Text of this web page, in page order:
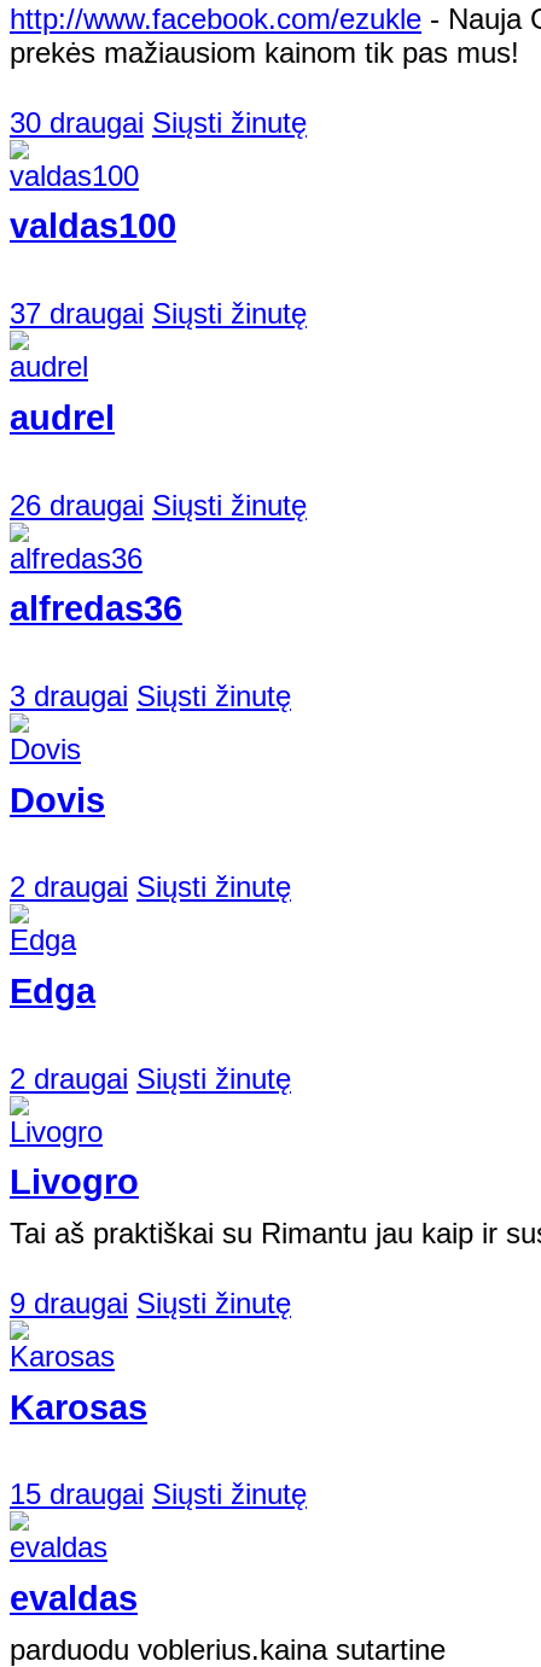
http://www.facebook.com/ezukle - Nauja
prekės mažiausiom kainom tik pas mus!
30 draugai Siųsti žinutę
valdas100
37 draugai Siųsti žinutę
audrel
26 draugai Siųsti žinutę
alfredas36
3 draugai Siųsti žinutę
Dovis
2 draugai Siųsti žinutę
Edga
2 draugai Siųsti žinutę
Livogro
Tai aš praktiškai su Rimantu jau kaip ir
9 draugai Siųsti žinutę
Karosas
15 draugai Siųsti žinutę
evaldas
parduodu voblerius.kaina sutartine